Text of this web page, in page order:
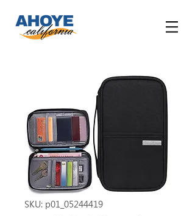
SKU: p01_05244419